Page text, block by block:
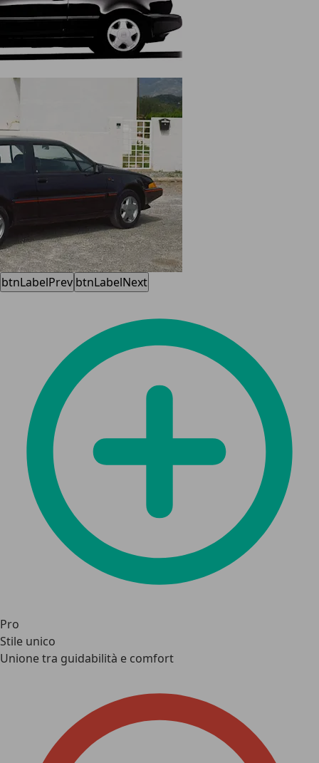
btnLabelPrev btnLabelNext
Pro
Stile unico
Unione tra guidabilità e comfort